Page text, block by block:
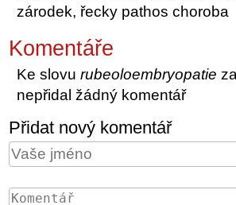
zárodek, řecky pathos choroba
Komentáře
Ke slovurubeoloembryopatie
nepřidal žádný komentář
Přidat nový komentář